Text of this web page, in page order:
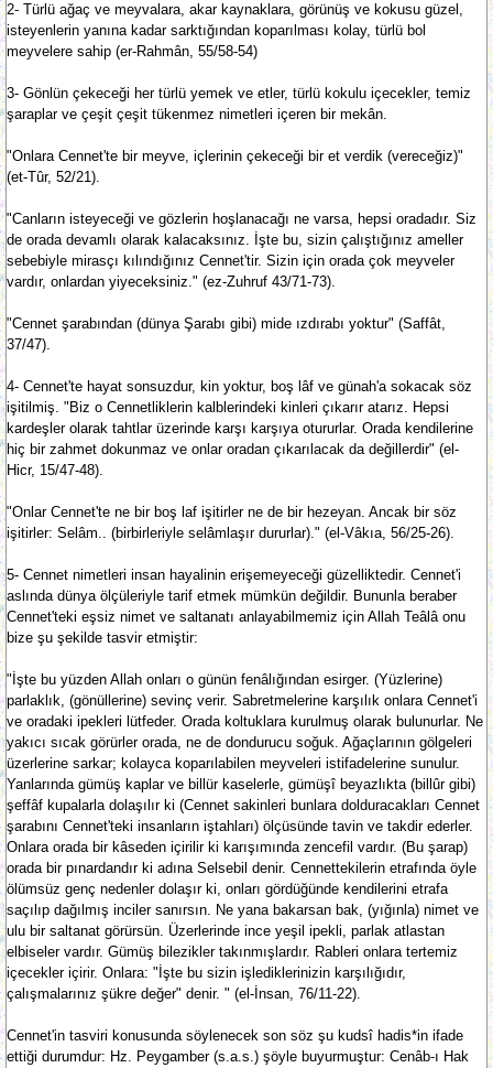
2- Türlü ağaç ve meyvalara, akar kaynaklara, görünüş ve kokusu güzel,
isteyenlerin yanına kadar sarktığından koparılması kolay, türlü bol
meyvelere sahip (er-Rahmân, 55/58-54)
3- Gönlün çekeceği her türlü yemek ve etler, türlü kokulu içecekler, temiz
şaraplar ve çeşit çeşit tükenmez nimetleri içeren bir mekân.
"Onlara Cennet'te bir meyve, içlerinin çekeceği bir et verdik (vereceğiz)"
(et-Tûr, 52/21).
"Canların isteyeceği ve gözlerin hoşlanacağı ne varsa, hepsi oradadır. Siz
de orada devamlı olarak kalacaksınız. İşte bu, sizin çalıştığınız ameller
sebebiyle mirasçı kılındığınız Cennet'tir. Sizin için orada çok meyveler
vardır, onlardan yiyeceksiniz." (ez-Zuhruf 43/71-73).
"Cennet şarabından (dünya Şarabı gibi) mide ızdırabı yoktur" (Saffât,
37/47).
4- Cennet'te hayat sonsuzdur, kin yoktur, boş lâf ve günah'a sokacak söz
işitilmiş. "Biz o Cennetliklerin kalblerindeki kinleri çıkarır atarız. Hepsi
kardeşler olarak tahtlar üzerinde karşı karşıya otururlar. Orada kendilerine
hiç bir zahmet dokunmaz ve onlar oradan çıkarılacak da değillerdir" (el-
Hicr, 15/47-48).
"Onlar Cennet'te ne bir boş laf işitirler ne de bir hezeyan. Ancak bir söz
işitirler: Selâm.. (birbirleriyle selâmlaşır dururlar)." (el-Vâkıa, 56/25-26).
5- Cennet nimetleri insan hayalinin erişemeyeceği güzelliktedir. Cennet'i
aslında dünya ölçüleriyle tarif etmek mümkün değildir. Bununla beraber
Cennet'teki eşsiz nimet ve saltanatı anlayabilmemiz için Allah Teâlâ onu
bize şu şekilde tasvir etmiştir:
"İşte bu yüzden Allah onları o günün fenâlığından esirger. (Yüzlerine)
parlaklık, (gönüllerine) sevinç verir. Sabretmelerine karşılık onlara Cennet'i
ve oradaki ipekleri lütfeder. Orada koltuklara kurulmuş olarak bulunurlar. Ne
yakıcı sıcak görürler orada, ne de dondurucu soğuk. Ağaçlarının gölgeleri
üzerlerine sarkar; kolayca koparılabilen meyveleri istifadelerine sunulur.
Yanlarında gümüş kaplar ve billür kaselerle, gümüşî beyazlıkta (billûr gibi)
şeffâf kupalarla dolaşılır ki (Cennet sakinleri bunlara dolduracakları Cennet
şarabını Cennet'teki insanların iştahları) ölçüsünde tavin ve takdir ederler.
Onlara orada bir kâseden içirilir ki karışımında zencefil vardır. (Bu şarap)
orada bir pınardandır ki adına Selsebil denir. Cennettekilerin etrafında öyle
ölümsüz genç nedenler dolaşır ki, onları gördüğünde kendilerini etrafa
saçılıp dağılmış inciler sanırsın. Ne yana bakarsan bak, (yığınla) nimet ve
ulu bir saltanat görürsün. Üzerlerinde ince yeşil ipekli, parlak atlastan
elbiseler vardır. Gümüş bilezikler takınmışlardır. Rableri onlara tertemiz
içecekler içirir. Onlara: "İşte bu sizin işlediklerinizin karşılığıdır,
çalışmalarınız şükre değer" denir. " (el-İnsan, 76/11-22).
Cennet'in tasviri konusunda söylenecek son söz şu kudsî hadis*in ifade
ettiği durumdur: Hz. Peygamber (s.a.s.) şöyle buyurmuştur: Cenâb-ı Hak